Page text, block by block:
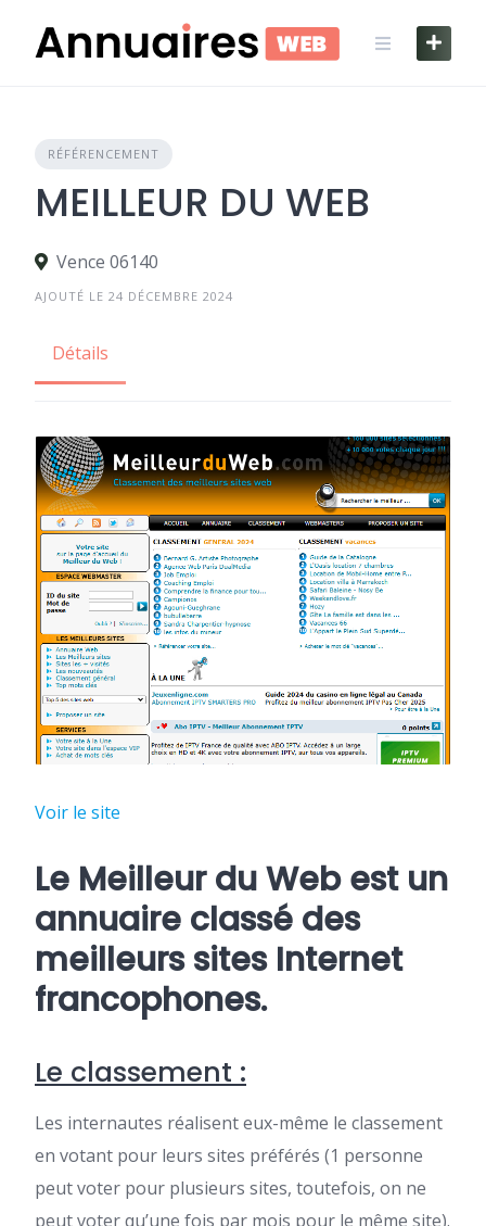
content
RÉFÉRENCEMENT
MEILLEUR DU WEB
Vence 06140
AJOUTÉ LE 24 DÉCEMBRE 2024
Détails
Voir le site
Le Meilleur du Web est un
annuaire classé des
meilleurs sites Internet
francophones.
Le classement :
Les internautes réalisent eux-même le classement
en votant pour leurs sites préférés (1 personne
peut voter pour plusieurs sites, toutefois, on ne
peut voter qu’une fois par mois pour le même site).